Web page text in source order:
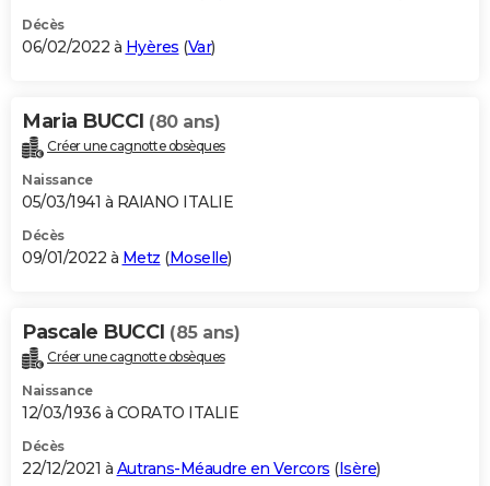
Décès
06/02/2022 à Hyères (Var)
Maria BUCCI (80 ans)
Créer une cagnotte obsèques
Naissance
05/03/1941 à RAIANO ITALIE
Décès
09/01/2022 à Metz (Moselle)
Pascale BUCCI (85 ans)
Créer une cagnotte obsèques
Naissance
12/03/1936 à CORATO ITALIE
Décès
22/12/2021 à Autrans-Méaudre en Vercors (Isère)